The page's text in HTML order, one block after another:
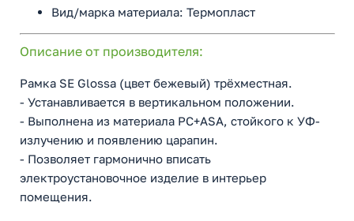
Вид/марка материала: Термопласт
Описание от производителя:
Рамка SE Glossa (цвет бежевый) трёхместная.
- Устанавливается в вертикальном положении.
- Выполнена из материала PС+ASA, стойкого к УФ-
излучению и появлению царапин.
- Позволяет гармонично вписать
электроустановочное изделие в интерьер
помещения.